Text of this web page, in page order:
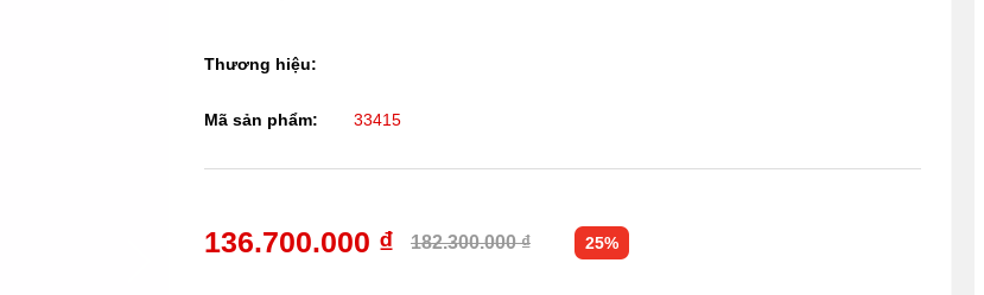
136.700.000 ₫ 182.300.000 ₫ 25%
Thương hiệu:
Mã sản phẩm: 33415